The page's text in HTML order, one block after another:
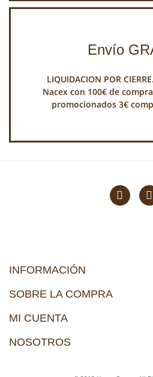
Envío
LIQUIDACION POR
Nacex con 100€ de
promocionados 3€
INFORMACIÓN
SOBRE LA COMPRA
MI CUENTA
NOSOTROS